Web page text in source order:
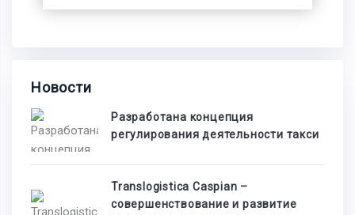
Новости
Разработана концепция
регулирования деятельности такси
Translogistica Caspian –
совершенствование и развитие